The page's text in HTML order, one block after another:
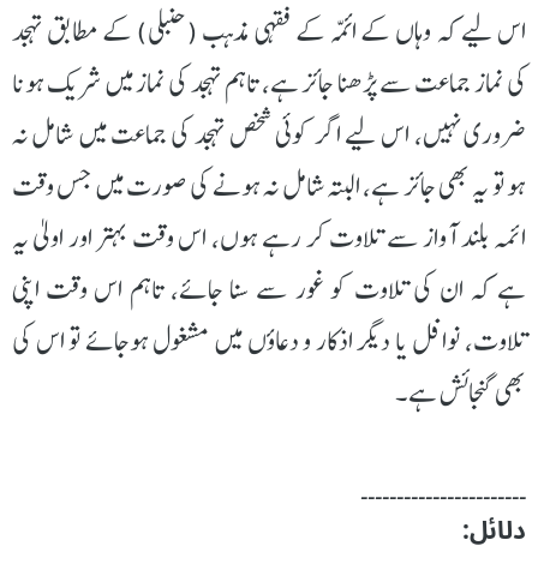
اس لیے کہ وہاں کے ائمّہ کے فقہی مذہب (حنبلی) کے مطابق تہجد
کی نماز جماعت سے پڑھنا جائز ہے، تاہم تہجد کی نماز میں شریک ہونا
ضروری نہیں، اس لیے اگر کوئی شخص تہجد کی جماعت میں شامل نہ
ہو تو یہ بھی جائز ہے، البتہ شامل نہ ہونے کی صورت میں جس وقت
ائمہ بلند آواز سے تلاوت کر رہے ہوں، اس وقت بہتر اور اولٰی یہ
ہے کہ ان کی تلاوت کو غور سے سنا جائے، تاہم اس وقت اپنی
تلاوت، نوافل یا دیگر اذکار و دعاؤں میں مشغول ہوجائے تو اس کی
بھی گنجائش ہے۔
۔۔۔۔۔۔۔۔۔۔۔۔۔۔۔۔۔۔۔۔۔۔۔
دلائل: